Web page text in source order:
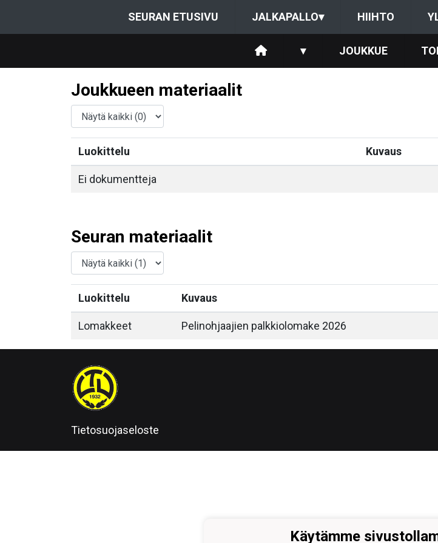
SEURAN ETUSIVU JALKAPALLO▾ HIIHTO
▾ JOUKKUE
Joukkueen materiaalit
Luokittelu Kuvaus
Ei dokumentteja
Seuran materiaalit
Luokittelu Kuvaus
Lomakkeet Pelinohjaajien palkkiolomake 2026
Tietosuojaseloste
Käytämme